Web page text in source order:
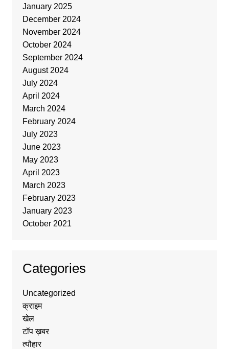
January 2025
December 2024
November 2024
October 2024
September 2024
August 2024
July 2024
April 2024
March 2024
February 2024
July 2023
June 2023
May 2023
April 2023
March 2023
February 2023
January 2023
October 2021
Categories
Uncategorized
क्राइम
खेल
टॉप ख़बर
त्यौहार